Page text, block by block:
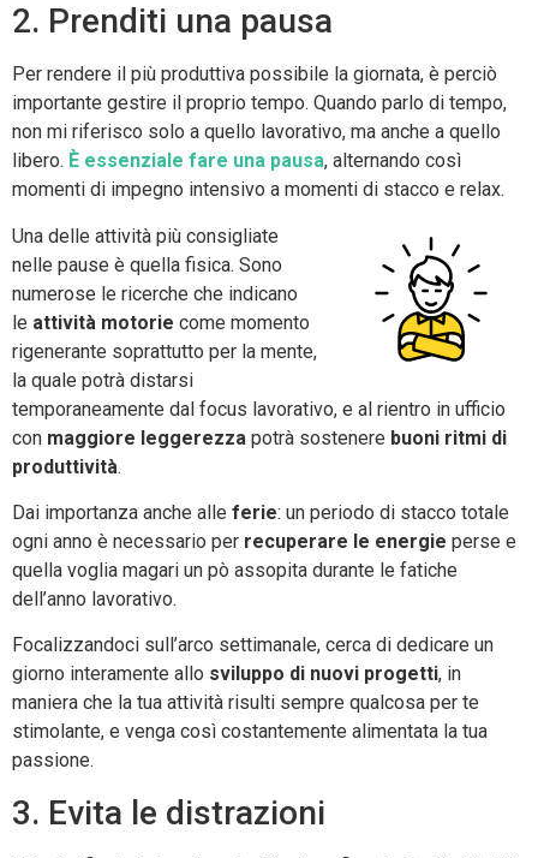
2. Prenditi una pausa
Per rendere il più produttiva possibile la giornata, è perciò
importante gestire il proprio tempo. Quando parlo di tempo,
non mi riferisco solo a quello lavorativo, ma anche a quello
libero. È essenziale fare una pausa, alternando così
momenti di impegno intensivo a momenti di stacco e relax.
Una delle attività più consigliate
nelle pause è quella fisica. Sono
numerose le ricerche che indicano
le attività motorie come momento
rigenerante soprattutto per la mente,
la quale potrà distarsi
temporaneamente dal focus lavorativo, e al rientro in ufficio
con maggiore leggerezza potrà sostenere buoni ritmi di
produttività.
Dai importanza anche alle ferie: un periodo di stacco totale
ogni anno è necessario per recuperare le energie perse e
quella voglia magari un pò assopita durante le fatiche
dell’anno lavorativo.
Focalizzandoci sull’arco settimanale, cerca di dedicare un
giorno interamente allo sviluppo di nuovi progetti, in
maniera che la tua attività risulti sempre qualcosa per te
stimolante, e venga così costantemente alimentata la tua
passione.
3. Evita le distrazioni